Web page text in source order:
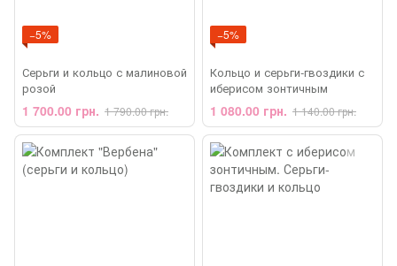
−5%
Серьги и кольцо с малиновой
розой
1 700.00 грн. 1 790.00 грн.
−5%
Кольцо и серьги-гвоздики с
иберисом зонтичным
1 080.00 грн. 1 140.00 грн.